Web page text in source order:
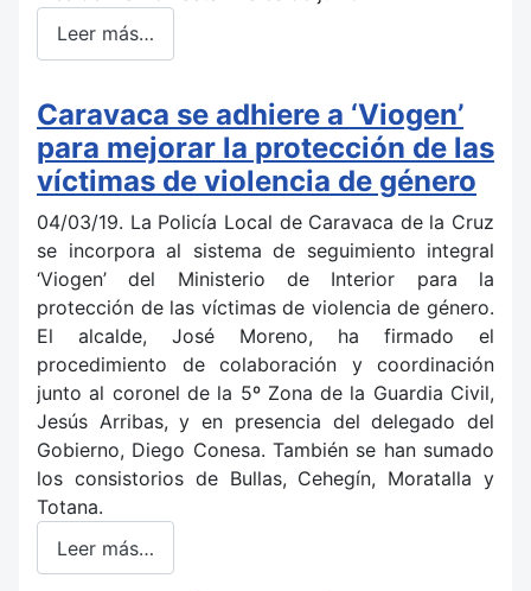
Leer más…
Caravaca se adhiere a ‘Viogen’
para mejorar la protección de las
víctimas de violencia de género
04/03/19. La Policía Local de Caravaca de la Cruz
se incorpora al sistema de seguimiento integral
‘Viogen’ del Ministerio de Interior para la
protección de las víctimas de violencia de género.
El alcalde, José Moreno, ha firmado el
procedimiento de colaboración y coordinación
junto al coronel de la 5º Zona de la Guardia Civil,
Jesús Arribas, y en presencia del delegado del
Gobierno, Diego Conesa. También se han sumado
los consistorios de Bullas, Cehegín, Moratalla y
Totana.
Leer más…